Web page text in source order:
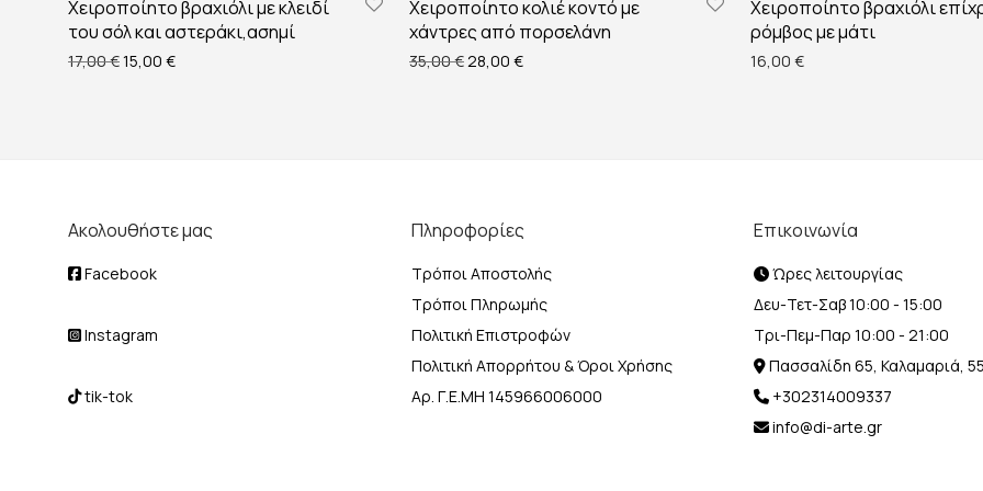
Χειροποίητο βραχιόλι με κλειδί
του σόλ και αστεράκι,ασημί
17,00€Original price was: 17,00 €.
15,00 €Η τρέχουσα τιμή είναι: 15,00 €.
Χειροποίητο κολιέ κοντό με
χάντρες από πορσελάνη
35,00€ Original price was: 35,00 €.
28,00 €Η τρέχουσα τιμή είναι: 28,00 €.
Χειροποίητο βραχιόλι
ρόμβος με μάτι
16,00 €
Ακολουθήστε μας
Facebook
Instagram
tik-tok
Πληροφορίες
Τρόποι Αποστολής
Τρόποι Πληρωμής
Πολιτική Επιστροφών
Πολιτική Απορρήτου & Όροι Χρήσης
Αρ. Γ.Ε.ΜΗ 145966006000
Επικοινωνία
Ώρες λειτουργίας
Δευ-Τετ-Σαβ 10:00 - 15:00
Τρι-Πεμ-Παρ 10:00 - 21:00
Πασσαλίδη 65, Καλαμαριά,
+302314009337
info@di-arte.gr